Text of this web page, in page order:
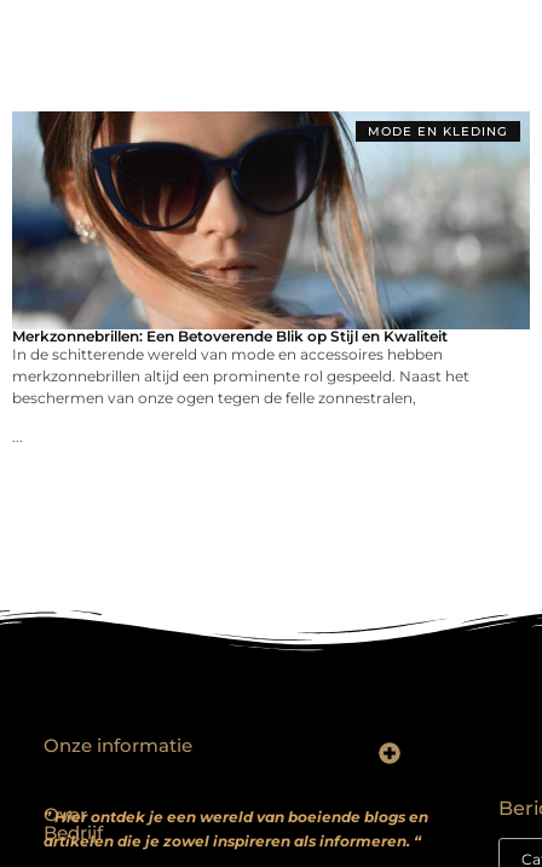
MODE EN KLEDING
Merkzonnebrillen: Een Betoverende Blik op Stijl en Kwaliteit
In de schitterende wereld van mode en accessoires hebben
merkzonnebrillen altijd een prominente rol gespeeld. Naast het
beschermen van onze ogen tegen de felle zonnestralen,
...
Over
Bedrijf
” Hier ontdek je een wereld van boeiende blogs en
artikelen die je zowel inspireren als informeren. “
Onze informatie